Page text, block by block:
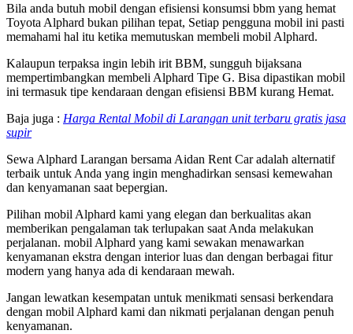
Bila anda butuh mobil dengan efisiensi konsumsi bbm yang hemat
Toyota Alphard bukan pilihan tepat, Setiap pengguna mobil ini pasti
memahami hal itu ketika memutuskan membeli mobil Alphard.
Kalaupun terpaksa ingin lebih irit BBM, sungguh bijaksana
mempertimbangkan membeli Alphard Tipe G. Bisa dipastikan mobil
ini termasuk tipe kendaraan dengan efisiensi BBM kurang Hemat.
Baja juga : Harga Rental Mobil di Larangan unit terbaru gratis jasa
supir
Sewa Alphard Larangan bersama Aidan Rent Car adalah alternatif
terbaik untuk Anda yang ingin menghadirkan sensasi kemewahan
dan kenyamanan saat bepergian.
Pilihan mobil Alphard kami yang elegan dan berkualitas akan
memberikan pengalaman tak terlupakan saat Anda melakukan
perjalanan. mobil Alphard yang kami sewakan menawarkan
kenyamanan ekstra dengan interior luas dan dengan berbagai fitur
modern yang hanya ada di kendaraan mewah.
Jangan lewatkan kesempatan untuk menikmati sensasi berkendara
dengan mobil Alphard kami dan nikmati perjalanan dengan penuh
kenyamanan.